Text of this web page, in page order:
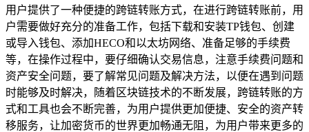
用户提供了一种便捷的跨链转账方式，在进行跨链转账前，用
户需要做好充分的准备工作，包括下载和安装TP钱包、创建
或导入钱包、添加HECO和以太坊网络、准备足够的手续费
等，在操作过程中，要仔细确认交易信息，注意手续费问题和
资产安全问题，要了解常见问题及解决方法，以便在遇到问题
时能够及时解决，随着区块链技术的不断发展，跨链转账的方
式和工具也会不断完善，为用户提供更加便捷、安全的资产转
移服务，让加密货币的世界更加畅通无阻，为用户带来更多的